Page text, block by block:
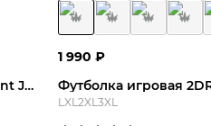
Футболка игровая 2DROTS Element Jersey
1 990 ₽
L XL 2XL 3XL